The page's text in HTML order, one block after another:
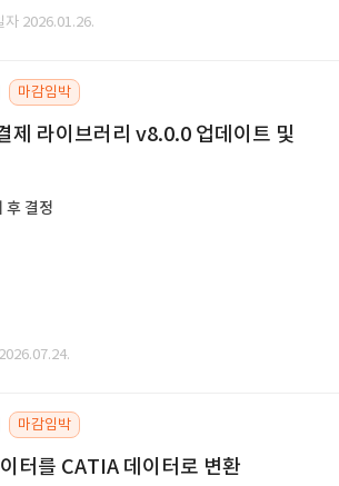
자 2026.01.26.
마감임박
제 라이브러리 v8.0.0 업데이트 및
후 결정
마감임박
터를 CATIA 데이터로 변환